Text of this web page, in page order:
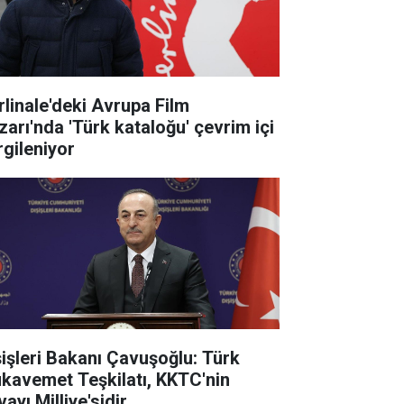
Avrupa Film
'Türk kataloğu' çevrim içi
Bakanı Çavuşoğlu: Türk
Teşkilatı, KKTC'nin